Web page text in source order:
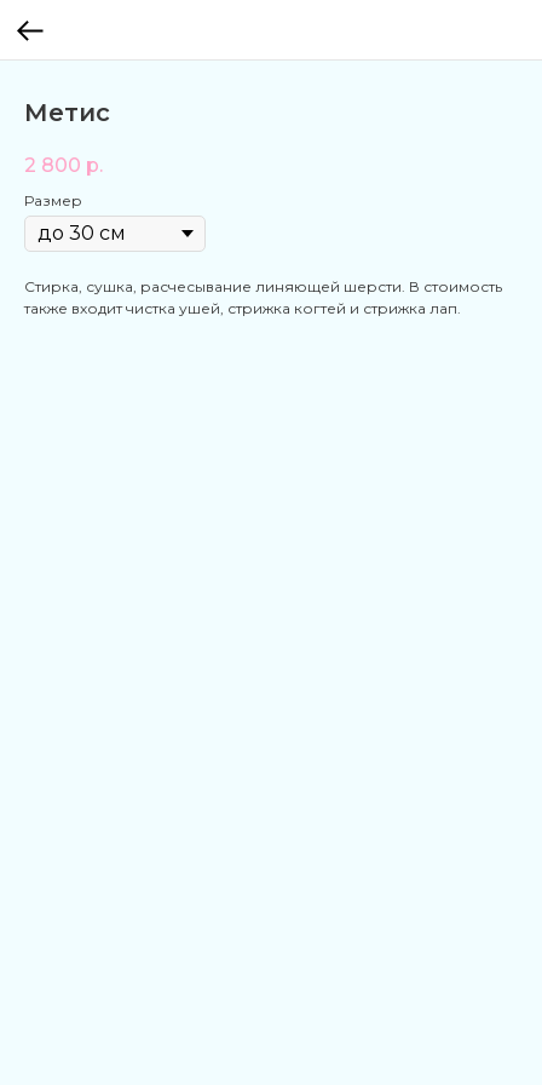
Метис
2 800 р.
Размер
Стирка, сушка, расчесывание линяющей шерсти. В стоимость
также входит чистка ушей, стрижка когтей и стрижка лап.